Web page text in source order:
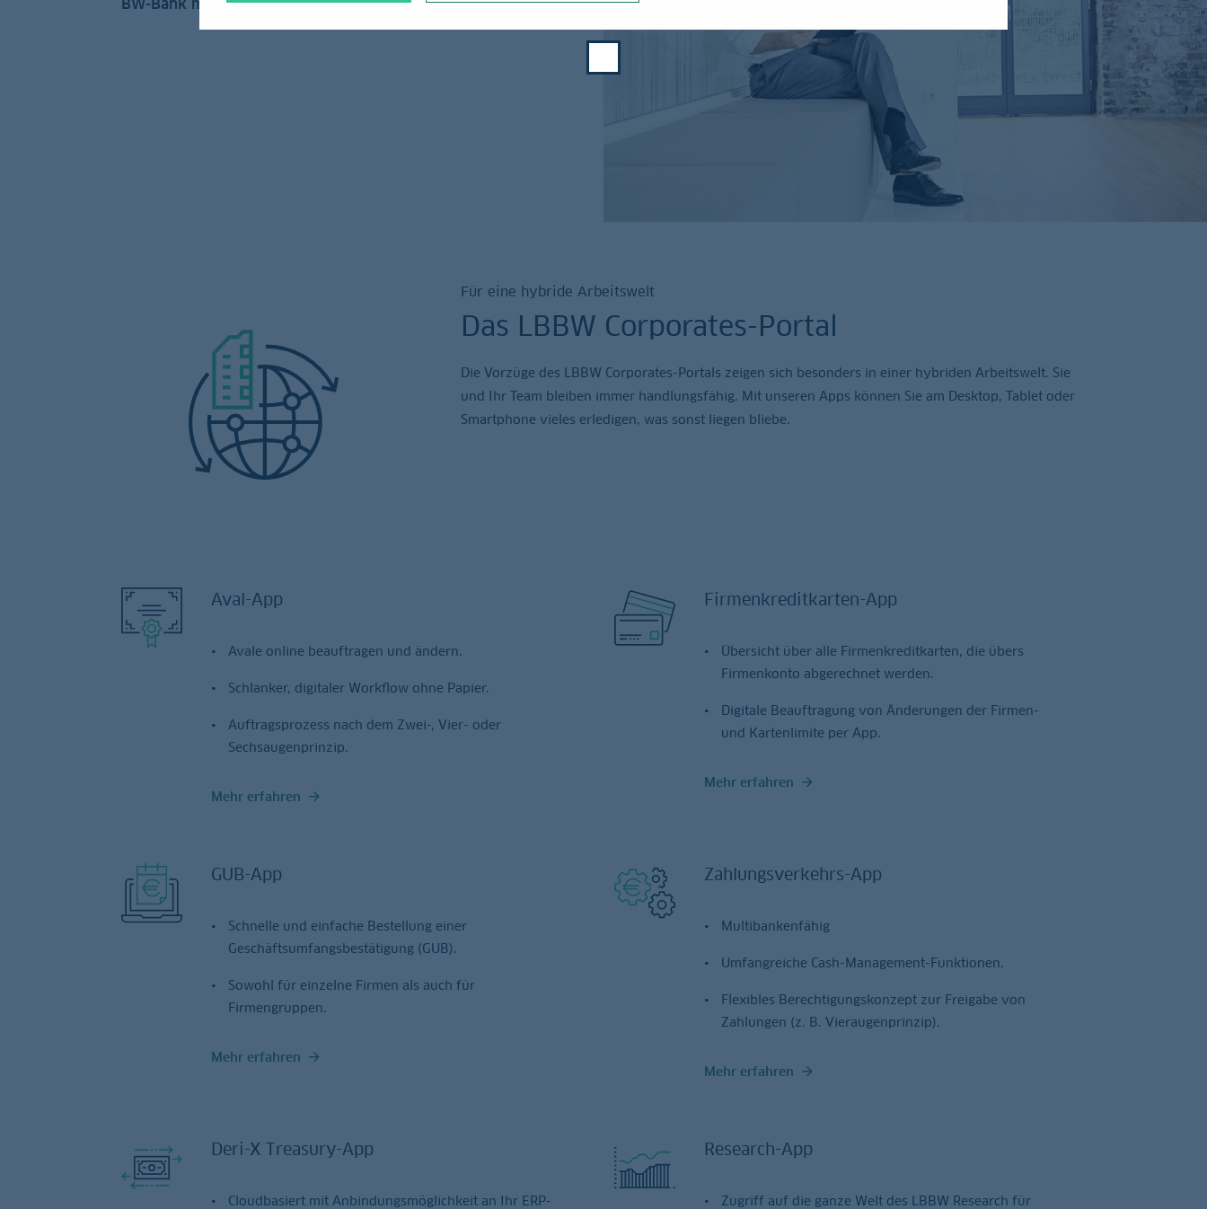
BW-Bank mit umfangreichen Funktionen.
Für eine hybride Arbeitswelt
Das LBBW Corporates-Portal
Die Vorzüge des LBBW Corporates-Portals zeigen sich besonders in einer hybriden Arbeitswelt. Sie
und Ihr Team bleiben immer handlungsfähig. Mit unseren Apps können Sie am Desktop, Tablet oder
Smartphone vieles erledigen, was sonst liegen bliebe.
Aval-App
Avale online beauftragen und ändern.
Schlanker, digitaler Workflow ohne Papier.
Auftragsprozess nach dem Zwei-, Vier- oder
Sechsaugenprinzip.
Mehr erfahren
Firmenkreditkarten-App
Übersicht über alle Firmenkreditkarten, die übers
Firmenkonto abgerechnet werden.
Digitale Beauftragung von Änderungen der Firmen-
und Kartenlimite per App.
Mehr erfahren
GUB-App
Schnelle und einfache Bestellung einer
Geschäftsumfangsbestätigung (GUB).
Sowohl für einzelne Firmen als auch für
Firmengruppen.
Mehr erfahren
Zahlungsverkehrs-App
Multibankenfähig
Umfangreiche Cash-Management-Funktionen.
Flexibles Berechtigungs­konzept zur Freigabe von
Zahlungen (z. B. Vieraugenprinzip).
Mehr erfahren
Deri-X Treasury-App
Cloudbasiert mit Anbindungsmöglichkeit an Ihr ERP-
Research-App
Zugriff auf die ganze Welt des LBBW Research für